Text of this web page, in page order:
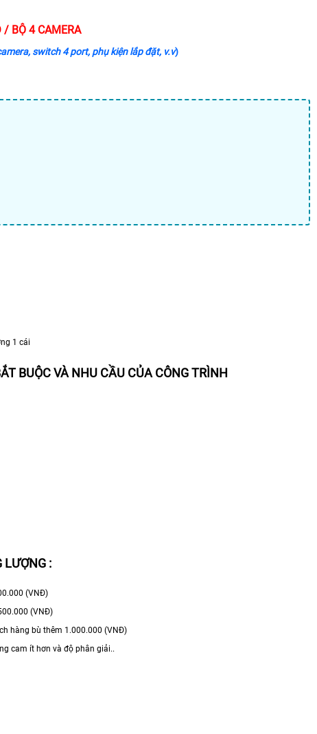
BỘ 4 CAMERA
switch 4 port, phụ kiện lắp đặt, v.v)
1 cái
BUỘC VÀ NHU CẦU CỦA CÔNG TRÌNH
LƯỢNG :
(VNĐ)
(VNĐ)
hàng bù thêm 1.000.000 (VNĐ)
cam ít hơn và độ phân giải..